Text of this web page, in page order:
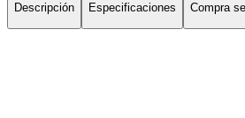
Descripción Especificaciones Compra